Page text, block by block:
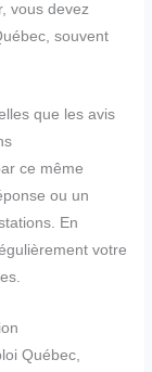
vous devez
souvent
que les avis
ce même
ou un
En
votre
Québec,